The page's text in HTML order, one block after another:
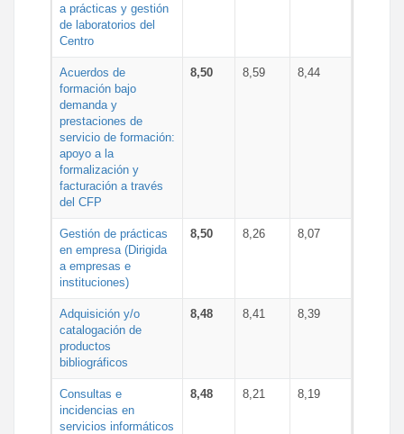
a prácticas y gestión
de laboratorios del
Centro
Acuerdos de
formación bajo
demanda y
prestaciones de
servicio de formación:
apoyo a la
formalización y
facturación a través
del CFP
8,50 8,59 8,44
Gestión de prácticas
en empresa (Dirigida
a empresas e
instituciones)
8,50 8,26 8,07
Adquisición y/o
catalogación de
productos
bibliográficos
8,48 8,41 8,39
Consultas e
incidencias en
servicios informáticos
8,48 8,21 8,19